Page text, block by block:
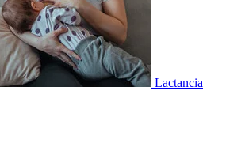
Lactancia